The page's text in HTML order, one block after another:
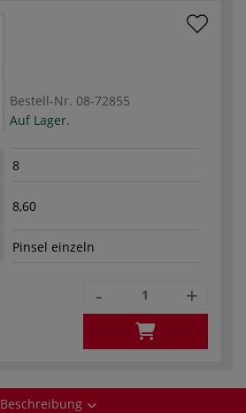
Bestell-Nr. 08-72855
Auf Lager.
8
8,60
Pinsel einzeln
- +
Beschreibung